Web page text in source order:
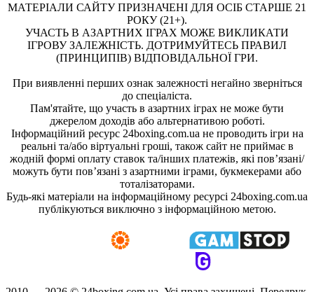
МАТЕРІАЛИ САЙТУ ПРИЗНАЧЕНІ ДЛЯ ОСІБ СТАРШЕ 21
РОКУ (21+).
УЧАСТЬ В АЗАРТНИХ ІГРАХ МОЖЕ ВИКЛИКАТИ
ІГРОВУ ЗАЛЕЖНІСТЬ. ДОТРИМУЙТЕСЬ ПРАВИЛ
(ПРИНЦИПІВ) ВІДПОВІДАЛЬНОЇ ГРИ.
При виявленні перших ознак залежності негайно зверніться
до спеціаліста.
Пам'ятайте, що участь в азартних іграх не може бути
джерелом доходів або альтернативою роботі.
Інформаційний ресурс 24boxing.com.ua не проводить ігри на
реальні та/або віртуальні гроші, також сайт не приймає в
жодній формі оплату ставок та/інших платежів, які пов’язані/
можуть бути пов’язані з азартними іграми, букмекерами або
тоталізаторами.
Будь-які матеріали на інформаційному ресурсі 24boxing.com.ua
публікуються виключно з інформаційною метою.